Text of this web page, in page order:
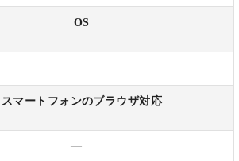
OS
スマートフォンのブラウザ対応
—